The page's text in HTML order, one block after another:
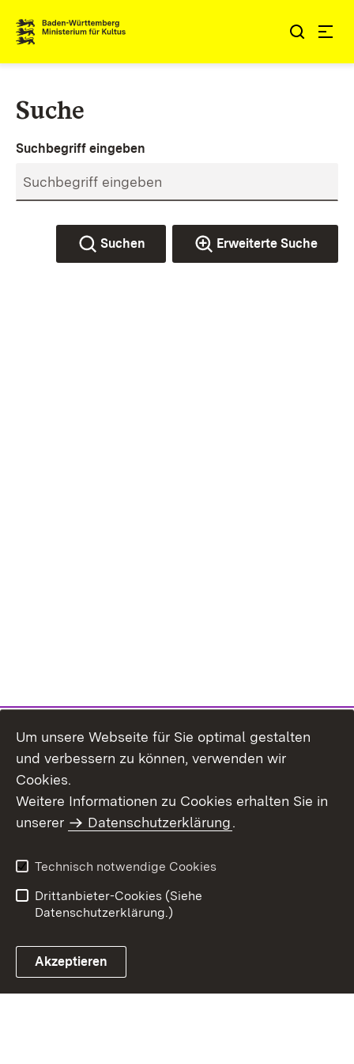
Zum Inhalt springen
Link zur Startseite
Suche
Suchbegriff eingeben
Suchen Erweiterte Suche
Benutzungshinweise
Erklärung zur
Um unsere Webseite für Sie optimal gestalten
und verbessern zu können, verwenden wir
Cookies.
Weitere Informationen zu Cookies erhalten Sie in
unserer
Datenschutzerklärung.
Technisch notwendige Cookies
Drittanbieter-Cookies (Siehe
Datenschutzerklärung.)
Akzeptieren